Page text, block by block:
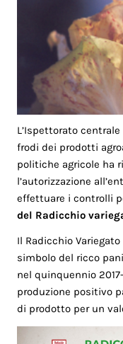
L’Ispettorato
frodi dei prodotti
politiche agricole ha
l’autorizzazione
effettuare i controlli
del Radicchio
Il Radicchio
simbolo del ricco
nel quinquennio
produzione positivo
di prodotto per un